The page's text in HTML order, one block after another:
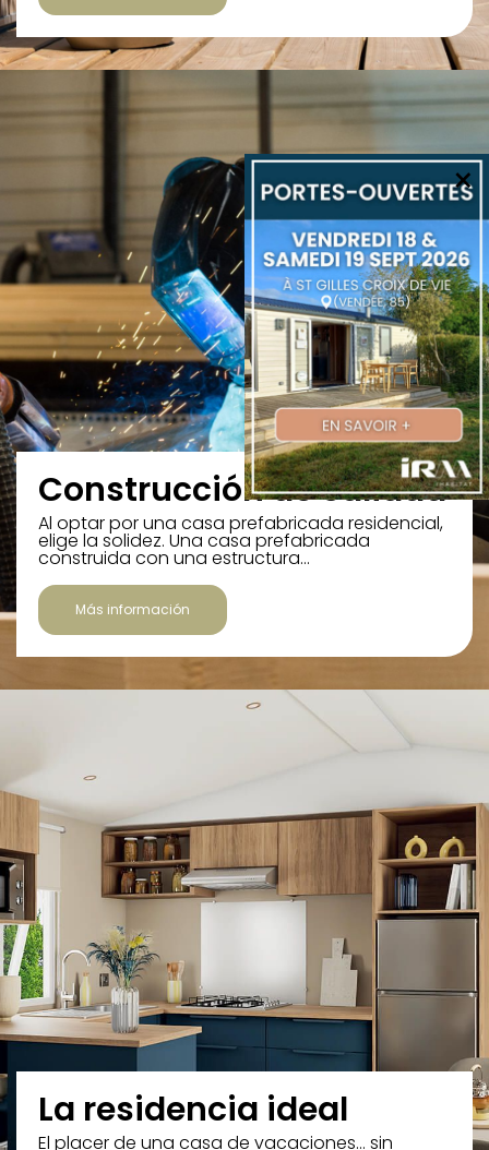
Construcción de calidad
Al optar por una casa prefabricada residencial,
elige la solidez. Una casa prefabricada
construida con una estructura…
Más información
La residencia ideal
El placer de una casa de vacaciones… sin
×